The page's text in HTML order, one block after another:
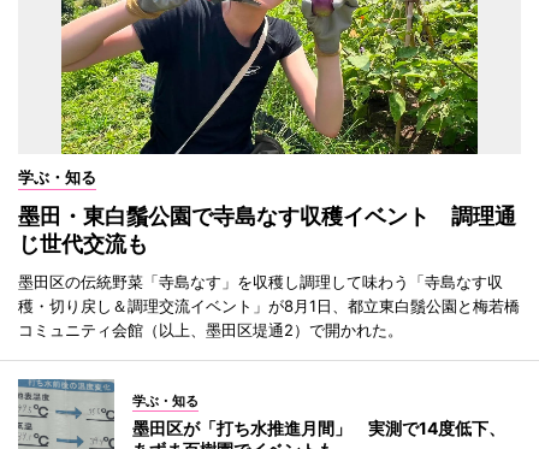
学ぶ・知る
墨田・東白鬚公園で寺島なす収穫イベント 調理通
じ世代交流も
墨田区の伝統野菜「寺島なす」を収穫し調理して味わう「寺島なす収
穫・切り戻し＆調理交流イベント」が8月1日、都立東白鬚公園と梅若橋
コミュニティ会館（以上、墨田区堤通2）で開かれた。
学ぶ・知る
墨田区が「打ち水推進月間」 実測で14度低下、